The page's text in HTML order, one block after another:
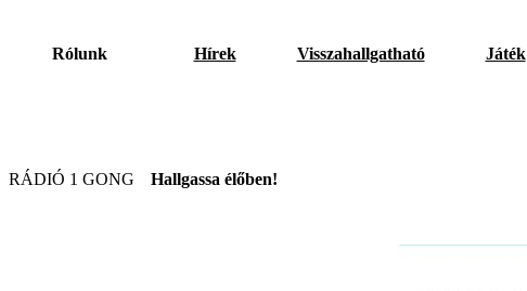
Rólunk Hírek Visszahallgatható Játék
RÁDIÓ 1 GONG Hallgassa élőben!